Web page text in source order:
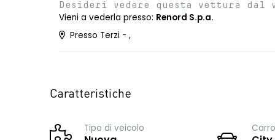
Desideri vedere questa vettura dal
Vieni a vederla presso: Renord S.p.a.
Presso Terzi - ,
Caratteristiche
Tipo di veicolo